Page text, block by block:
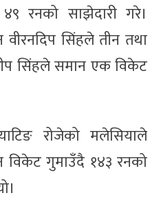
रनको साझेदारी गरे।
सिंहले तीन तथा
सिंहले समान एक विकेट
रोजेको मलेसियाले
विकेट गुमाउँदै १४३ रनको